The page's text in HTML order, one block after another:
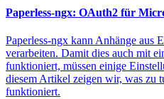
Paperless-ngx: OAuth2 für
Paperless-ngx kann Anhänge aus
verarbeiten. Damit dies auch mit
funktioniert, müssen einige
diesem Artikel zeigen wir, was zu
funktioniert.